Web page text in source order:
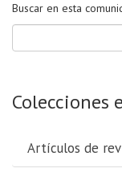
Buscar en esta
Colecciones
Artículos de